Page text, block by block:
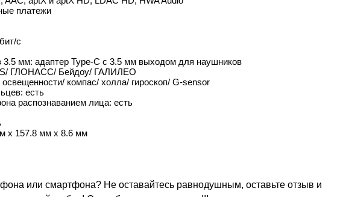
платежи
с
3.5 мм: адаптер Type-C с 3.5 мм выходом для наушников
ГЛОНАСС/ Бейдоу/ ГАЛИЛЕО
компас/ холла/ гироскоп/ G-sensor
есть
распознаванием лица: есть
х 157.8 мм х 8.6 мм
или смартфона? Не оставайтесь равнодушным, оставьте отзыв и